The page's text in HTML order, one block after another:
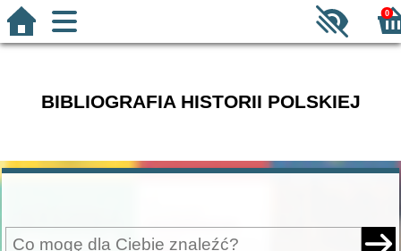
0
BIBLIOGRAFIA HISTORII POLSKIEJ